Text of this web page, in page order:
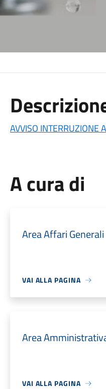
AVVISO
A cura di
Area Affari Generali
VAI ALLA PAGINA
Area
VAI ALLA PAGINA